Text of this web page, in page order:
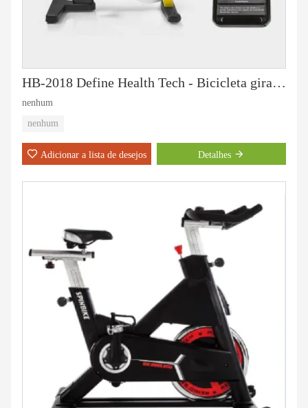
HB-2018 Define Health Tech - Bicicleta giratória de conexão de ciclo em grupo
nenhum
nenhum
Adicionar a lista de desejos Detalhes